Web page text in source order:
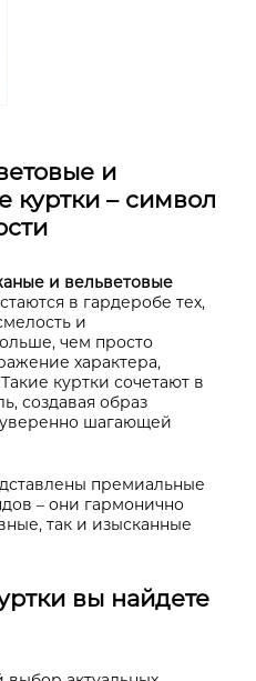
и
куртки – символ
и вельветовые
в гардеробе тех,
и
чем просто
характера,
куртки сочетают в
создавая образ
шагающей
премиальные
– они гармонично
так и изысканные
вы найдете